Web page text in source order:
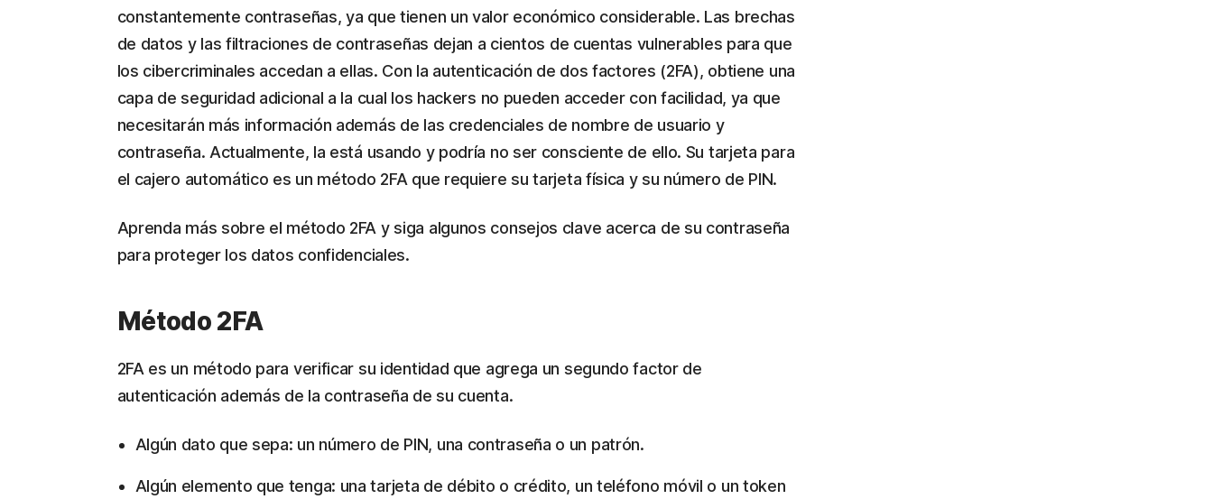
constantemente contraseñas, ya que tienen un valor económico considerable. Las brechas
de datos y las filtraciones de contraseñas dejan a cientos de cuentas vulnerables para que
los cibercriminales accedan a ellas. Con la autenticación de dos factores (2FA), obtiene una
capa de seguridad adicional a la cual los hackers no pueden acceder con facilidad, ya que
necesitarán más información además de las credenciales de nombre de usuario y
contraseña. Actualmente, la está usando y podría no ser consciente de ello. Su tarjeta para
el cajero automático es un método 2FA que requiere su tarjeta física y su número de PIN.
Aprenda más sobre el método 2FA y siga algunos consejos clave acerca de su contraseña
para proteger los datos confidenciales.
Método 2FA
2FA es un método para verificar su identidad que agrega un segundo factor de
autenticación además de la contraseña de su cuenta.
Algún dato que sepa: un número de PIN, una contraseña o un patrón.
Algún elemento que tenga: una tarjeta de débito o crédito, un teléfono móvil o un token